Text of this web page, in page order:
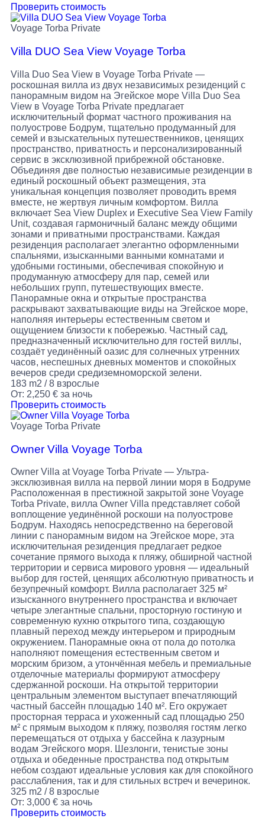
Проверить стоимость
Voyage Torba Private
Villa DUO Sea View Voyage Torba
Villa Duo Sea View в Voyage Torba Private —
роскошная вилла из двух независимых резиденций с
панорамным видом на Эгейское море Villa Duo Sea
View в Voyage Torba Private предлагает
исключительный формат частного проживания на
полуострове Бодрум, тщательно продуманный для
семей и взыскательных путешественников, ценящих
пространство, приватность и персонализированный
сервис в эксклюзивной прибрежной обстановке.
Объединяя две полностью независимые резиденции в
единый роскошный объект размещения, эта
уникальная концепция позволяет проводить время
вместе, не жертвуя личным комфортом. Вилла
включает Sea View Duplex и Executive Sea View Family
Unit, создавая гармоничный баланс между общими
зонами и приватными пространствами. Каждая
резиденция располагает элегантно оформленными
спальнями, изысканными ванными комнатами и
удобными гостиными, обеспечивая спокойную и
продуманную атмосферу для пар, семей или
небольших групп, путешествующих вместе.
Панорамные окна и открытые пространства
раскрывают захватывающие виды на Эгейское море,
наполняя интерьеры естественным светом и
ощущением близости к побережью. Частный сад,
предназначенный исключительно для гостей виллы,
создаёт уединённый оазис для солнечных утренних
часов, неспешных дневных моментов и спокойных
вечеров среди средиземноморской зелени.
183 m2 /8 взрослые
От: 2,250 € за ночь
Проверить стоимость
Voyage Torba Private
Owner Villa Voyage Torba
Owner Villa at Voyage Torba Private — Ультра-
эксклюзивная вилла на первой линии моря в Бодруме
Расположенная в престижной закрытой зоне Voyage
Torba Private, вилла Owner Villa представляет собой
воплощение уединённой роскоши на полуострове
Бодрум. Находясь непосредственно на береговой
линии с панорамным видом на Эгейское море, эта
исключительная резиденция предлагает редкое
сочетание прямого выхода к пляжу, обширной частной
территории и сервиса мирового уровня — идеальный
выбор для гостей, ценящих абсолютную приватность и
безупречный комфорт. Вилла располагает 325 м²
изысканного внутреннего пространства и включает
четыре элегантные спальни, просторную гостиную и
современную кухню открытого типа, создающую
плавный переход между интерьером и природным
окружением. Панорамные окна от пола до потолка
наполняют помещения естественным светом и
морским бризом, а утончённая мебель и премиальные
отделочные материалы формируют атмосферу
сдержанной роскоши. На открытой территории
центральным элементом выступает впечатляющий
частный бассейн площадью 140 м². Его окружает
просторная терраса и ухоженный сад площадью 250
м² с прямым выходом к пляжу, позволяя гостям легко
перемещаться от отдыха у бассейна к лазурным
водам Эгейского моря. Шезлонги, тенистые зоны
отдыха и обеденные пространства под открытым
небом создают идеальные условия как для спокойного
расслабления, так и для стильных встреч и вечеринок.
325 m2 /8 взрослые
От: 3,000 € за ночь
Проверить стоимость